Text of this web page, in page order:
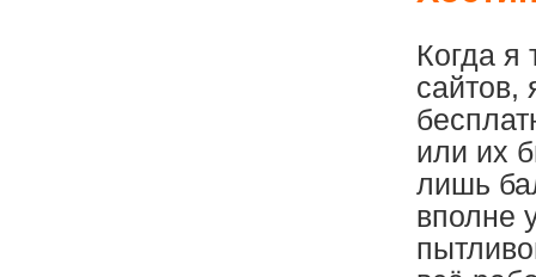
Когда я
сайтов,
или их
лишь
вполне